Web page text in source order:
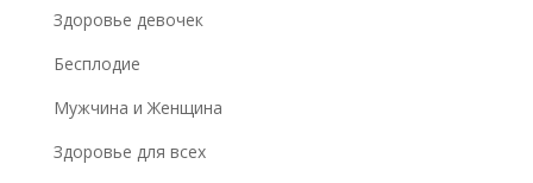
Здоровье девочек
Бесплодие
Мужчина и Женщина
Здоровье для всех